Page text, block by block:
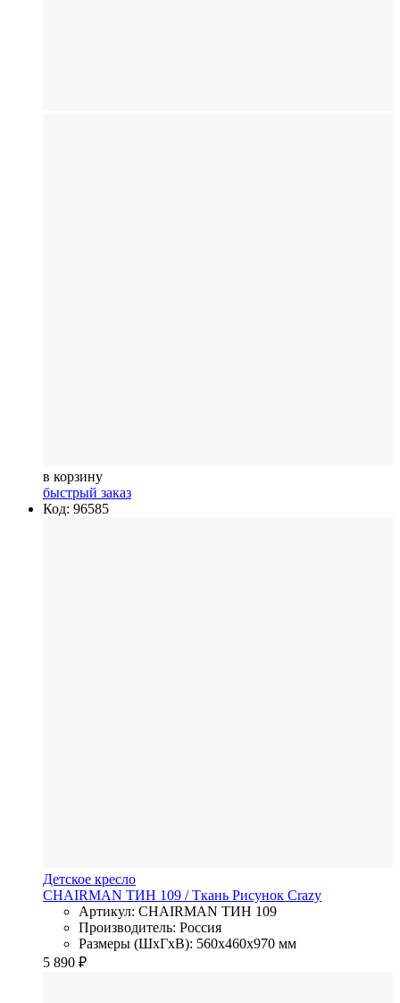
в корзину
быстрый заказ
Код: 96585
Детское кресло
CHAIRMAN ТИН 109 / Ткань Рисунок Crazy
Артикул: CHAIRMAN ТИН 109
Производитель: Россия
Размеры (ШхГхВ): 560x460x970 мм
5 890 ₽